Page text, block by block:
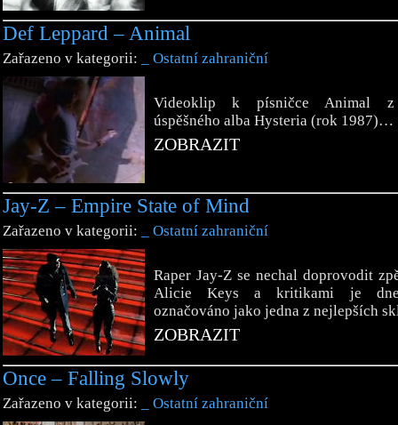
Def Leppard – Animal
Zařazeno v kategorii: _ Ostatní zahraniční
Videoklip k písničce Animal
úspěšného alba Hysteria (rok 1987)…
ZOBRAZIT
Jay-Z – Empire State of Mind
Zařazeno v kategorii: _ Ostatní zahraniční
Raper Jay-Z se nechal doprovodit
Alicie Keys a kritikami je
označováno jako jedna z nejlepších
ZOBRAZIT
Once – Falling Slowly
Zařazeno v kategorii: _ Ostatní zahraniční